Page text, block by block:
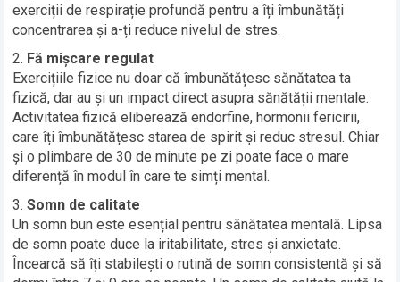
exerciții de respirație profundă pentru a îți îmbunătăți
concentrarea și a-ți reduce nivelul de stres.
Fă mișcare regulat
Exercițiile fizice nu doar că îmbunătățesc sănătatea ta
fizică, dar au și un impact direct asupra sănătății mentale.
Activitatea fizică eliberează endorfine, hormonii fericirii,
care îți îmbunătățesc starea de spirit și reduc stresul. Chiar
și o plimbare de 30 de minute pe zi poate face o mare
diferență în modul în care te simți mental.
Somn de calitate
Un somn bun este esențial pentru sănătatea mentală. Lipsa
de somn poate duce la iritabilitate, stres și anxietate.
Încearcă să îți stabilești o rutină de somn consistentă și să